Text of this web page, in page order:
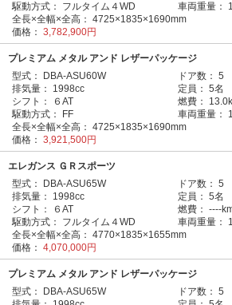
駆動方式：
フルタイム４WD 車両重量：
全長×全幅×全高： 4725×1835×1690mm
価格： 3,782,900円
プレミアム メタル アンド レザーパッケージ
型式：
DBA-ASU60W ドア数： 5
排気量：
1998cc 定員： 5名
シフト：
６AT 燃費：
駆動方式：
FF 車両重量：
全長×全幅×全高： 4725×1835×1690mm
価格： 3,921,500円
エレガンス ＧＲスポーツ
型式：
DBA-ASU65W ドア数： 5
排気量：
1998cc 定員： 5名
シフト：
６AT 燃費： ----
駆動方式：
フルタイム４WD 車両重量：
全長×全幅×全高： 4770×1835×1655mm
価格： 4,070,000円
プレミアム メタル アンド レザーパッケージ
型式：
DBA-ASU65W ドア数： 5